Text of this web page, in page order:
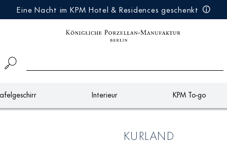
Eine Nacht im KPM Hotel & Residences geschenkt
Interieur KPM To-go
KURLAND